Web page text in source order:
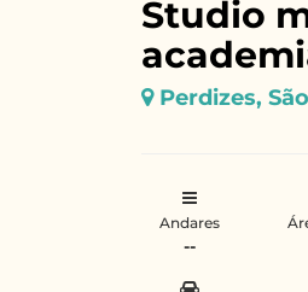
Studio
Perdizes,
Andares
--